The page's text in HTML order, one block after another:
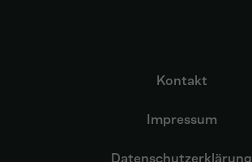
Kontakt
Impressum
Datenschutzerklärung